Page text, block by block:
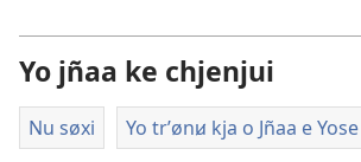
Yo jñaa ke chjenjui
Nu søxi Yo trʼønꞹ kja o Jñaa e Yose